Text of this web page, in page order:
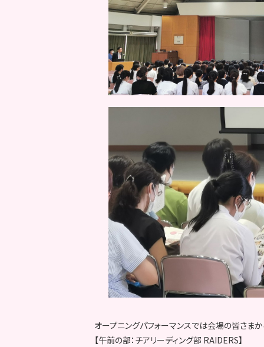
オープニングパフォーマンスでは会場の皆さま
【午前の部：チアリーディング部 RAIDERS】